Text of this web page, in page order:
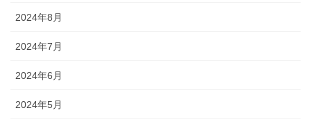
2024年8月
2024年7月
2024年6月
2024年5月